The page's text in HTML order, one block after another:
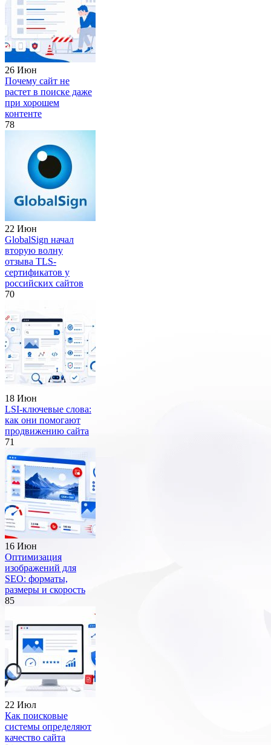
26 Июн
Почему сайт не
растет в поиске даже
при хорошем
контенте
78
22 Июн
GlobalSign начал
вторую волну
отзыва TLS-
сертификатов у
российских сайтов
70
18 Июн
LSI-ключевые слова:
как они помогают
продвижению сайта
71
16 Июн
Оптимизация
изображений для
SEO: форматы,
размеры и скорость
85
22 Июл
Как поисковые
системы определяют
качество сайта